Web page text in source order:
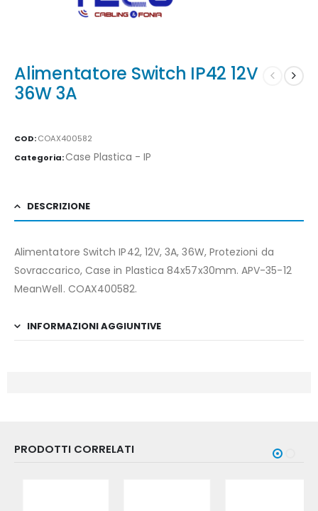
Alimentatore Switch IP42 12V
36W 3A
COD:COAX400582
Categoria:Case Plastica - IP
DESCRIZIONE
Alimentatore Switch IP42, 12V, 3A, 36W, Protezioni da
Sovraccarico, Case in Plastica 84x57x30mm. APV-35-12
MeanWell. COAX400582.
INFORMAZIONI AGGIUNTIVE
PRODOTTI CORRELATI